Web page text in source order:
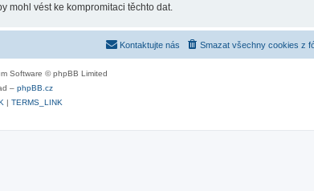
mohl vést ke kompromitaci těchto dat.
Smazat všechny cookies z
Kontaktujte nás
Software © phpBB Limited
– phpBB.cz
| TERMS_LINK